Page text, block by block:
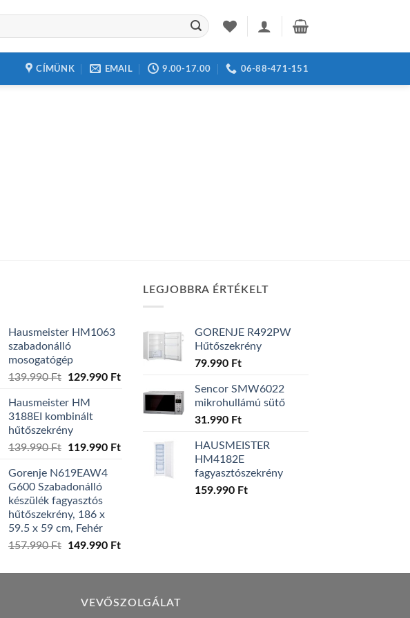
CÍMÜNK EMAIL 9.00-17.00 06-88-471-151
Hausmeister HM1063
szabadonálló
mosogatógép
139.990Ft
Original
was:
139.990 Ft.
129.990 FtCurrent
price
Hausmeister HM
3188EI kombinált
hűtőszekrény
139.990Ft
Original
was:
139.990 Ft.
119.990 FtCurrent
Gorenje N619EAW4
G600 Szabadonálló
készülék fagyasztós
hűtőszekrény, 186 x
59.5 x 59 cm, Fehér
157.990Ft
Original
was:
149.990 FtCurrent
is:
LEGJOBBRA ÉRTÉKELT
GORENJE R492PW
Hűtőszekrény
79.990 Ft
Sencor SMW6022
mikrohullámú sütő
31.990 Ft
HAUSMEISTER
HM4182E
fagyasztószekrény
159.990 Ft
VEVŐSZOLGÁLAT